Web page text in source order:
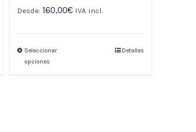
Desde:160,00€ IVA incl.
Seleccionar
opciones
Detalles